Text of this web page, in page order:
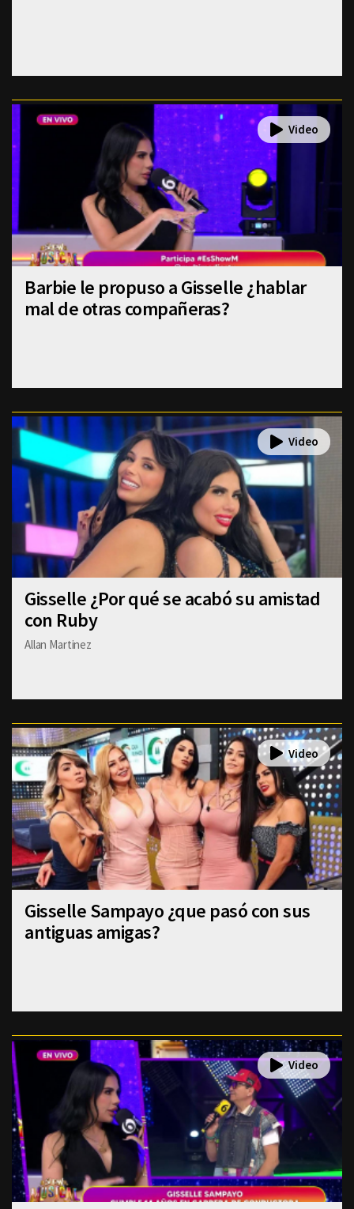
Barbie le propuso a Gisselle ¿hablar
mal de otras compañeras?
Gisselle ¿Por qué se acabó su amistad
con Ruby
Allan Martinez
Gisselle Sampayo ¿que pasó con sus
antiguas amigas?